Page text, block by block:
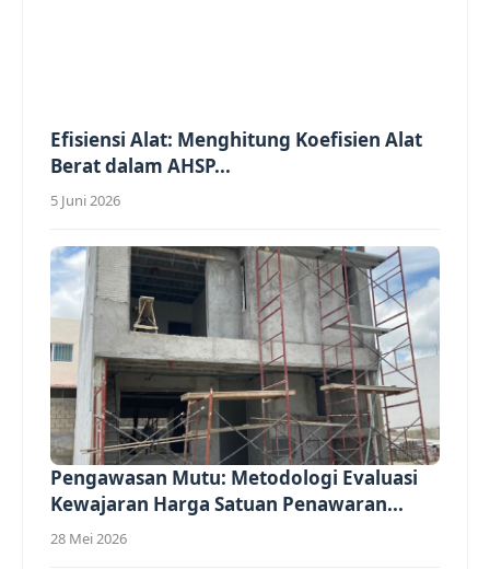
Efisiensi Alat: Menghitung Koefisien Alat
Berat dalam AHSP...
5 Juni 2026
Pengawasan Mutu: Metodologi Evaluasi
Kewajaran Harga Satuan Penawaran...
28 Mei 2026